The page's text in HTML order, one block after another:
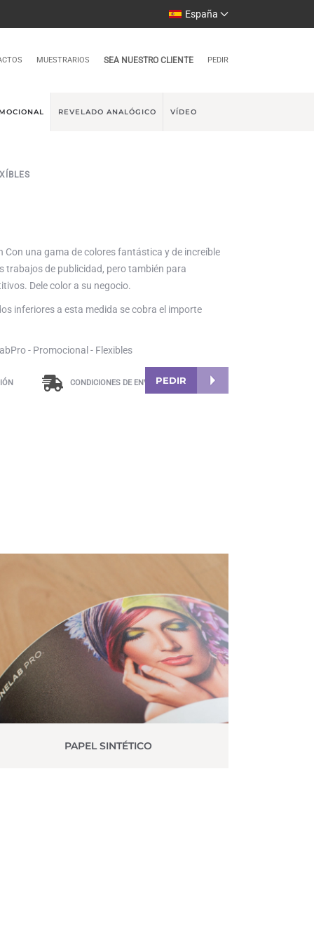
España
MUESTRARIOS SEA NUESTRO CLIENTE PEDIR
REVELADO ANALÓGICO VÍDEO
una gama de colores fantástica y de increíble
trabajos de publicidad, pero también para
Dele color a su negocio.
inferiores a esta medida se cobra el importe
- Promocional - Flexibles
CONDICIONES DE ENVÍO PEDIR
PAPEL SINTÉTICO